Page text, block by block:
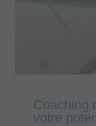
Coaching
votre